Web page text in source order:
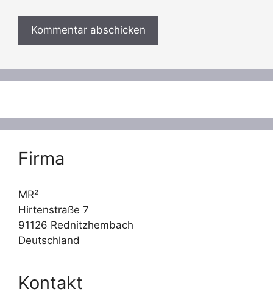
Firma
MR²
Hirtenstraße 7
91126 Rednitzhembach
Deutschland
Kontakt